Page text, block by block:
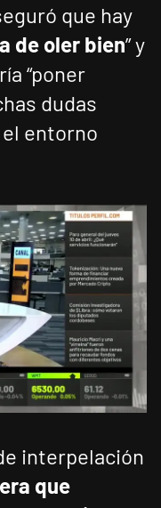
que hay
de oler bien” y
“poner
dudas
entorno
interpelación
que